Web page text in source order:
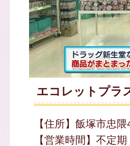
エコレットプラ
【住所】飯塚市忠
【営業時間】不定